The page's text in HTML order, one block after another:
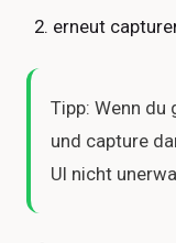
erneut
Tipp: Wenn
und capture
UI nicht